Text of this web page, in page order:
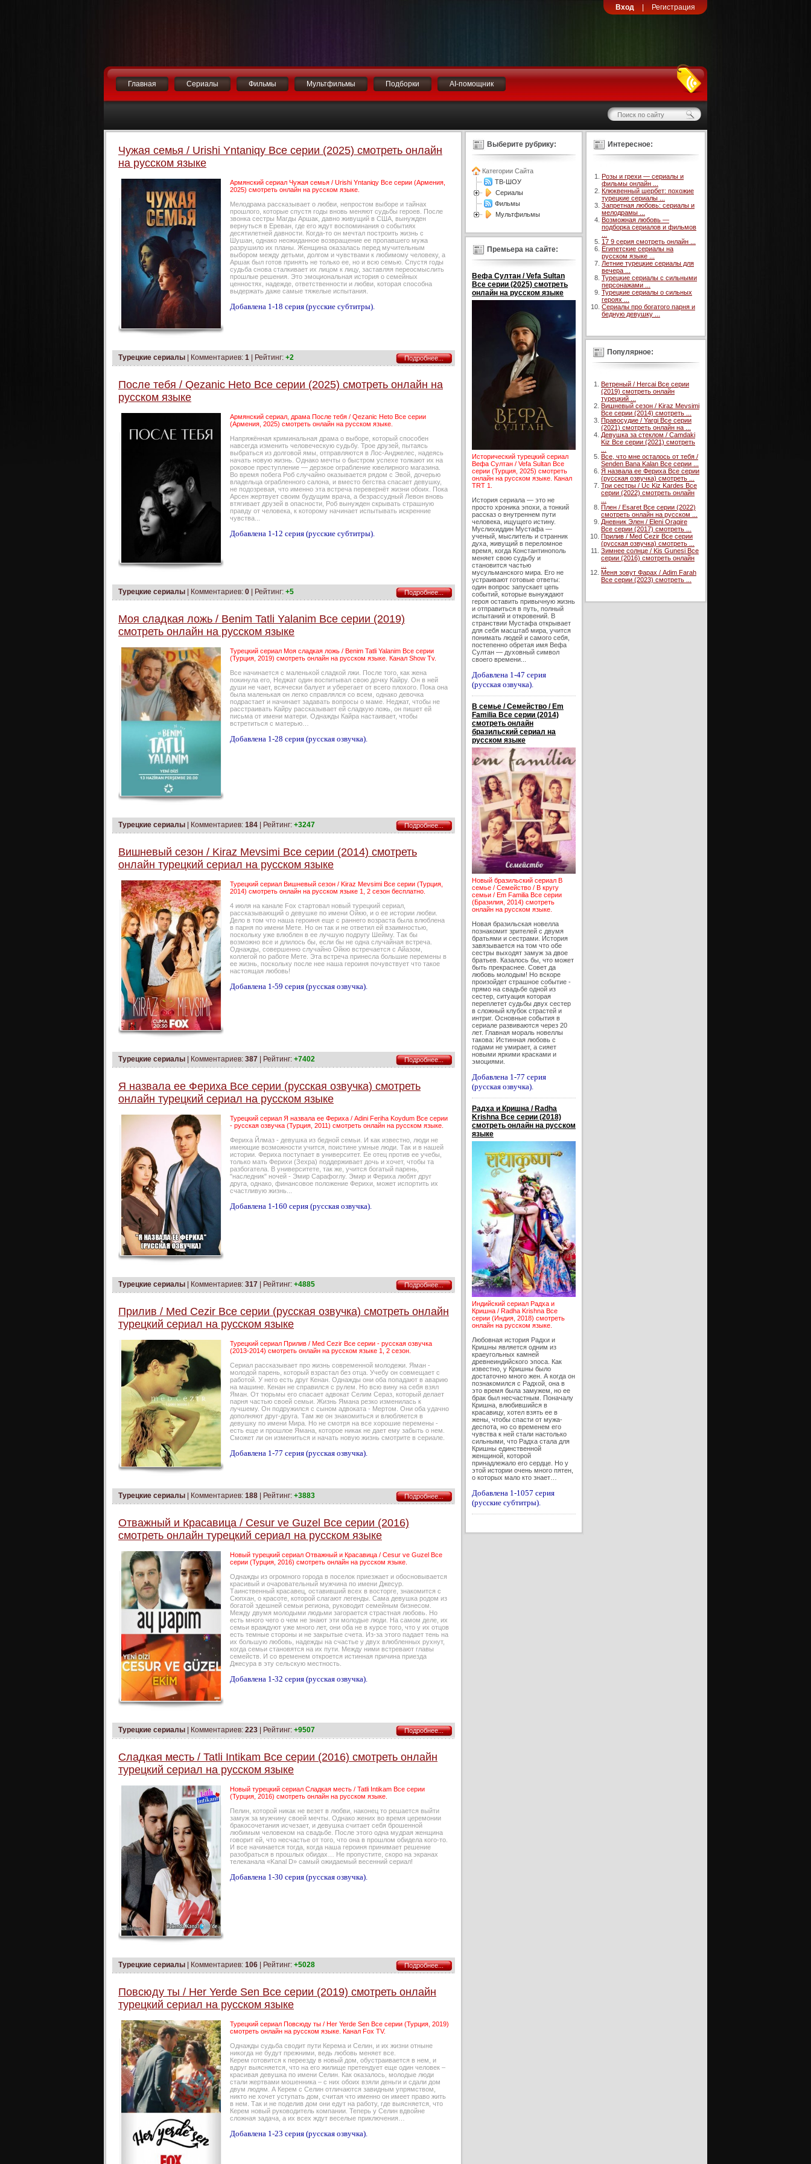
Вход Регистрация
Главная Сериалы Фильмы Мультфильмы Подборки AI-помощник
Чужая семья / Urishi Yntaniqy Все серии (2025) смотреть онлайн
на русском языке
Армянский сериал Чужая семья / Urishi Yntaniqy Все серии (Армения,
2025) смотреть онлайн на русском языке.
Мелодрама рассказывает о любви, непростом выборе и тайнах
прошлого, которые спустя годы вновь меняют судьбы героев. После
звонка сестры Магды Аршак, давно живущий в США, вынужден
вернуться в Ереван, где его ждут воспоминания о событиях
десятилетней давности. Когда-то он мечтал построить жизнь с
Шушан, однако неожиданное возвращение ее пропавшего мужа
разрушило их планы. Женщина оказалась перед мучительным
выбором между детьми, долгом и чувствами к любимому человеку, а
Аршак был готов принять не только ее, но и всю семью. Спустя годы
судьба снова сталкивает их лицом к лицу, заставляя переосмыслить
прошлые решения. Это эмоциональная история о семейных
ценностях, надежде, ответственности и любви, которая способна
выдержать даже самые тяжелые испытания.
Добавлена 1-18 серия (русские субтитры).
Турецкие сериалы | Комментариев: 1 | Рейтинг: +2 Подробнее...
После тебя / Qezanic Heto Все серии (2025) смотреть онлайн на
русском языке
Армянский сериал, драма После тебя / Qezanic Heto Все серии
(Армения, 2025) смотреть онлайн на русском языке.
Напряжённая криминальная драма о выборе, который способен
навсегда изменить человеческую судьбу. Трое друзей, пытаясь
выбраться из долговой ямы, отправляются в Лос-Анджелес, надеясь
начать новую жизнь. Однако мечты о быстром успехе толкают их на
роковое преступление — дерзкое ограбление ювелирного магазина.
Во время побега Роб случайно оказывается рядом с Эвой, дочерью
владельца ограбленного салона, и вместо бегства спасает девушку,
не подозревая, что именно эта встреча перевернёт жизни обоих. Пока
Арсен жертвует своим будущим врача, а безрассудный Левон вновь
втягивает друзей в опасности, Роб вынужден скрывать страшную
правду от человека, к которому начинает испытывать искренние
чувства...
Добавлена 1-12 серия (русские субтитры).
Турецкие сериалы | Комментариев: 0 | Рейтинг: +5 Подробнее...
Моя сладкая ложь / Benim Tatli Yalanim Все серии (2019)
смотреть онлайн на русском языке
Турецкий сериал Моя сладкая ложь / Benim Tatli Yalanim Все серии
(Турция, 2019) смотреть онлайн на русском языке. Канал Show Tv.
Все начинается с маленькой сладкой лжи. После того, как жена
покинула его, Неджат один воспитывал свою дочку Кайру. Он в ней
души не чает, всячески балует и уберегает от всего плохого. Пока она
была маленькая он легко справлялся со всем, однако девочка
подрастает и начинает задавать вопросы о маме. Неджат, чтобы не
расстраивать Кайру рассказывает ей сладкую ложь, он пишет ей
письма от имени матери. Однажды Кайра настаивает, чтобы
встретиться с матерью…
Добавлена 1-28 серия (русская озвучка).
Турецкие сериалы Комментариев: 184 | Рейтинг: +3247 Подробнее...
Вишневый сезон / Kiraz Mevsimi Все серии (2014) смотреть
онлайн турецкий сериал на русском языке
Турецкий сериал Вишневый сезон / Kiraz Mevsimi Все серии (Турция,
2014) смотреть онлайн на русском языке 1, 2 сезон бесплатно.
4 июля на канале Fox стартовал новый турецкий сериал,
рассказывающий о девушке по имени Ойкю, и о ее истории любви.
Дело в том что наша героиня еще с раннего возраста была влюблена
в парня по имени Мете. Но он так и не ответил ей взаимностью,
поскольку уже влюблен в ее лучшую подругу Шейму. Так бы
возможно все и длилось бы, если бы не одна случайная встреча.
Однажды, совершенно случайно Ойкю встречается с Айазом,
коллегой по работе Мете. Эта встреча принесла большие перемены в
ее жизнь, поскольку после нее наша героиня почувствует что такое
настоящая любовь!
Добавлена 1-59 серия (русская озвучка).
Турецкие сериалы Комментариев: 387 | Рейтинг: +7402 Подробнее...
Я назвала ее Фериха Все серии (русская озвучка) смотреть
онлайн турецкий сериал на русском языке
Турецкий сериал Я назвала ее Фериха / Adini Feriha Koydum Все серии
- русская озвучка (Турция, 2011) смотреть онлайн на русском языке.
Фериха Йлмаз - девушка из бедной семьи. И как известно, люди не
имеющие возможности учится, поистине умные люди. Так и в нашей
истории. Фериха поступает в университет. Ее отец против ее учебы,
только мать Ферихи (Зехра) поддерживает дочь и хочет, чтобы та
разбогатела. В университете, так же, учится богатый парень,
"наследник" ночей - Эмир Сарафоглу. Эмир и Фериха любят друг
друга, однако, финансовое положение Ферихи, может испортить их
счастливую жизнь...
Добавлена 1-160 серия (русская озвучка).
Турецкие сериалы Комментариев: 317 | Рейтинг: +4885 Подробнее...
Прилив / Med Cezir Все серии (русская озвучка) смотреть онлайн
турецкий сериал на русском языке
Турецкий сериал Прилив / Med Cezir Все серии - русская озвучка
(2013-2014) смотреть онлайн на русском языке 1, 2 сезон.
Сериал рассказывает про жизнь современной молодежи. Яман -
молодой парень, который взрастал без отца. Учебу он совмещает с
работой. У него есть друг Кенан. Однажды они оба попадают в аварию
на машине. Кенан не справился с рулем. Но всю вину на себя взял
Яман. От тюрьмы его спасает адвокат Селим Сераз, который делает
парня частью своей семьи. Жизнь Ямана резко изменилась к
лучшему. Он подружился с сыном адвоката - Мертом. Они оба удачно
дополняют друг-друга. Там же он знакомиться и влюбляется в
девушку по имени Мира. Но не смотря на все хорошие перемены -
есть еще и прошлое Ямана, которое никак не дает ему забыть о нем.
Сможет ли он измениться и начать новую жизнь смотрите в сериале.
Добавлена 1-77 серия (русская озвучка).
Турецкие сериалы Комментариев: 188 | Рейтинг: +3883 Подробнее...
Отважный и Красавица / Cesur ve Guzel Все серии (2016)
смотреть онлайн турецкий сериал на русском языке
Новый турецкий сериал Отважный и Красавица / Cesur ve Guzel Все
серии (Турция, 2016) смотреть онлайн на русском языке.
Однажды из огромного города в поселок приезжает и обосновывается
красивый и очаровательный мужчина по имени Джесур.
Таинственный красавец, оставивший всех в восторге, знакомится с
Сюпхан, о красоте, которой слагают легенды. Сама девушка родом из
богатой здешней семьи региона, руководит семейным бизнесом.
Между двумя молодыми людьми загорается страстная любовь. Но
есть много чего о чем не знают эти молодые люди. На самом деле, их
семьи враждуют уже много лет, они оба не в курсе того, что у их отцов
есть темные стороны и не закрытые счета. Из-за этого падает тень на
их большую любовь, надежды на счастье у двух влюбленных рухнут,
когда семьи становятся на их пути. Между ними встревают главы
семейств. И со временем откроется истинная причина приезда
Джесура в эту сельскую местность.
Добавлена 1-32 серия (русская озвучка).
Турецкие сериалы | Комментариев: 223 | Рейтинг: +9507 Подробнее...
Сладкая месть / Tatli Intikam Все серии (2016) смотреть онлайн
турецкий сериал на русском языке
Новый турецкий сериал Сладкая месть / Tatli Intikam Все серии
(Турция, 2016) смотреть онлайн на русском языке.
Пелин, которой никак не везет в любви, наконец то решается выйти
замуж за мужчину своей мечты. Однако жених во время церемонии
бракосочетания исчезает, и девушка считает себя брошенной
любимым человеком на свадьбе. После этого одна мудрая женщина
говорит ей, что несчастье от того, что она в прошлом обидела кого-то.
И все начинается тогда, когда наша героиня принимает решение
разобраться в прошлых обидах… Не пропустите, скоро на экранах
телеканала «Kanal D» самый ожидаемый весенний сериал!
Добавлена 1-30 серия (русская озвучка).
Турецкие сериалы | Комментариев: 106 | Рейтинг: +5028 Подробнее...
Повсюду ты / Her Yerde Sen Все серии (2019) смотреть онлайн
турецкий сериал на русском языке
Турецкий сериал Повсюду ты / Her Yerde Sen Все серии (Турция, 2019)
смотреть онлайн на русском языке. Канал Fox TV.
Однажды судьба сводит пути Керема и Селин, и их жизни отныне
никогда не будут прежними, ведь любовь меняет все.
Керем готовится к переезду в новый дом, обустраивается в нем, и
вдруг выясняется, что на его жилище претендует еще один человек –
красивая девушка по имени Селин. Как оказалось, молодые люди
стали жертвами мошенника – с них обоих взяли деньги и сдали дом
двум людям. А Керем с Селин отличаются завидным упрямством,
никто не хочет уступать дом, считая что именно он имеет право жить
в нем. Так и не поделив дом они едут на работу, где выясняется, что
Керем новый руководитель компании. Теперь у Селин вдвойне
сложная задача, а их всех ждут веселые приключения…
Добавлена 1-23 серия (русская озвучка).
Выберите рубрику:
Категории Сайта
ТВ-ШОУ
Сериалы
Фильмы
Мультфильмы
Премьера на сайте:
Вефа Султан / Vefa Sultan
Все серии (2025) смотреть
онлайн на русском языке
Исторический турецкий сериал
Вефа Султан / Vefa Sultan Все
серии (Турция, 2025) смотреть
онлайн на русском языке. Канал
TRT 1.
История сериала — это не
просто хроника эпохи, а тонкий
рассказ о внутреннем пути
человека, ищущего истину.
Муслихиддин Мустафа —
ученый, мыслитель и странник
духа, живущий в переломное
время, когда Константинополь
меняет свою судьбу и
становится частью
мусульманского мира. Его не
устраивают готовые ответы:
один вопрос запускает цепь
событий, которые вынуждают
героя оставить привычную жизнь
и отправиться в путь, полный
испытаний и откровений. В
странствии Мустафа открывает
для себя масштаб мира, учится
понимать людей и самого себя,
постепенно обретая имя Вефа
Султан — духовный символ
своего времени...
Добавлена 1-47 серия
(русская озвучка).
В семье / Семейство / Em
Familia Все серии (2014)
смотреть онлайн
бразильский сериал на
русском языке
Новый бразильский сериал В
семье / Семейство / В кругу
семьи / Em Familia Все серии
(Бразилия, 2014) смотреть
онлайн на русском языке.
Новая бразильская новелла
познакомит зрителей с двумя
братьями и сестрами. История
завязывается на том что обе
сестры выходят замуж за двое
братьев. Казалось бы, что может
быть прекраснее. Совет да
любовь молодым! Но вскоре
произойдет страшное событие -
прямо на свадьбе одной из
сестер, ситуация которая
переплетет судьбы двух сестер
в сложный клубок страстей и
интриг. Основные события в
сериале развиваются через 20
лет. Главная мораль новеллы
такова: Истинная любовь с
годами не умирает, а сияет
новыми яркими красками и
эмоциями.
Добавлена 1-77 серия
(русская озвучка).
Радха и Кришна / Radha
Krishna Все серии (2018)
смотреть онлайн на русском
языке
Индийский сериал Радха и
Кришна / Radha Krishna Все
серии (Индия, 2018) смотреть
онлайн на русском языке.
Любовная история Радхи и
Кришны является одним из
краеугольных камней
древнеиндийского эпоса. Как
известно, у Кришны было
достаточно много жен. А когда он
познакомился с Радхой, она в
это время была замужем, но ее
брак был несчастным. Поначалу
Кришна, влюбившийся в
красавицу, хотел взять ее в
жены, чтобы спасти от мужа-
деспота, но со временем его
чувства к ней стали настолько
сильными, что Радха стала для
Кришны единственной
женщиной, которой
принадлежало его сердце. Но у
этой истории очень много пятен,
о которых мало кто знает…
Добавлена 1-1057 серия
(русские субтитры).
Интересное:
Розы и грехи — сериалы и
фильмы онлайн ...
Клюквенный шербет: похожие
турецкие сериалы ...
Запретная любовь: сериалы и
мелодрамы ...
Возможная любовь —
подборка сериалов и фильмов
17 9 серия смотреть онлайн ...
Египетские сериалы на
русском языке ...
Летние турецкие сериалы для
вечера ...
Турецкие сериалы с сильными
персонажами ...
Турецкие сериалы о сильных
героях ...
Сериалы про богатого парня и
бедную девушку ...
Популярное:
Ветреный / Hercai Все серии
(2019) смотреть онлайн
турецкий ...
Вишневый сезон / Kiraz Mevsimi
Все серии (2014) смотреть ...
Правосудие / Yargi Все серии
(2021) смотреть онлайн на ...
Девушка за стеклом / Camdaki
Kiz Все серии (2021) смотреть
Все, что мне осталось от тебя /
Senden Bana Kalan Все серии ...
Я назвала ее Фериха Все серии
(русская озвучка) смотреть ...
Три сестры / Uc Kiz Kardes Все
серии (2022) смотреть онлайн
Плен / Esaret Все серии (2022)
смотреть онлайн на русском ...
Дневник Элен / Eleni Oragire
Все серии (2017) смотреть ...
Прилив / Med Cezir Все серии
(русская озвучка) смотреть ...
Зимнее солнце / Kis Gunesi Все
серии (2016) смотреть онлайн
Меня зовут Фарах / Adim Farah
Все серии (2023) смотреть ...